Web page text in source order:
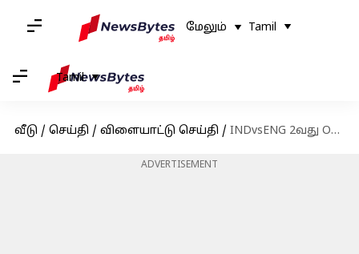
மேலும் Tamil
Tamil
வீடு / செய்தி / விளையாட்டு செய்தி / INDvsENG 2வது ODI: ரோஹித் ஷர்மா அபார ஆட்டம்; ஒருநாள் கிரிக்கெட்டில் 32வது சதம் விளாசினார்
ADVERTISEMENT